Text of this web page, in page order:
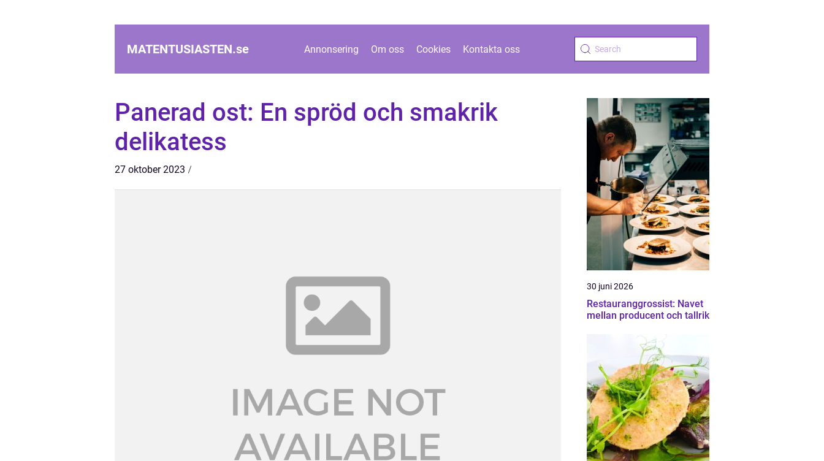
MATENTUSIASTEN.se Annonsering Om oss Cookies Kontakta oss
Panerad ost: En spröd och smakrik
delikatess
27 oktober 2023
30 juni 2026
Restauranggrossist: Navet
mellan producent och tallrik